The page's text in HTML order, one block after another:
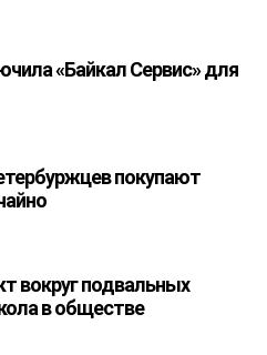
«Байкал Сервис» для
покупают
вокруг подвальных
в обществе